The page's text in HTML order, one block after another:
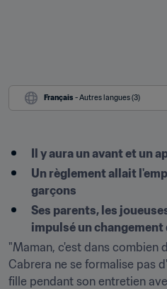
Français - Autres langues (3)
Il y aura un avant et un
Un règlement allait
garçons
Ses parents, les
impulsé un changement
"Maman, c'est dans combien
Cabrera ne se formalise pas
fille pendant son entretien